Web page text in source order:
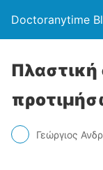
Doctoranytime
Πλαστική
Γεώργιος